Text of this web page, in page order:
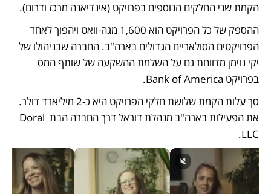
הקמת שני החלקים הנוספים בפרויקט (אינדיאנה מרכז ודרום).
בפרויקט Bank of America.
את הפעילות בארה"ב מנהלת דוראל דרך החברה הבת Doral
LLC.